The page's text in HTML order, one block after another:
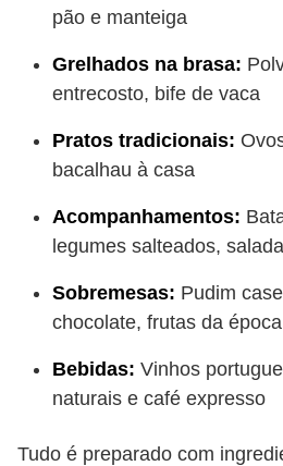
pão e manteiga
Grelhados na brasa:
entrecosto, bife de vaca
Pratos tradicionais:
bacalhau à casa
Acompanhamentos:
legumes salteados,
Sobremesas: Pudim
chocolate, frutas da época
Bebidas: Vinhos
naturais e café expresso
Tudo é preparado com